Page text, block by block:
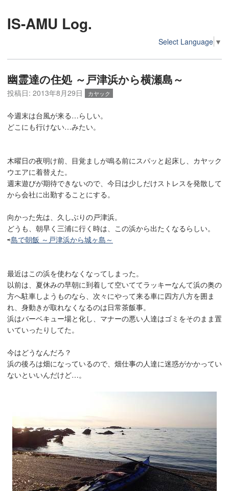
IS-AMU Log.
Select Language ▼
幽霊達の住処 ～戸津浜から横瀬島～
投稿日: 2013年8月29日 カヤック
今週末は台風が来る…らしい。
どこにも行けない…みたい。
木曜日の夜明け前、目覚ましが鳴る前にスパッと起床し、カヤック
ウエアに着替えた。
週末遊びが期待できないので、今日は少しだけストレスを発散して
から会社に出勤することにする。
向かった先は、久しぶりの戸津浜。
どうも、朝早く三浦に行く時は、この浜から出たくなるらしい。
⇨島で朝飯 ～戸津浜から城ヶ島～
最近はこの浜を使わなくなってしまった。
以前は、夏休みの早朝に到着して空いててラッキーなんて浜の奥の
方へ駐車しようものなら、次々にやって来る車に四方八方を囲ま
れ、身動きが取れなくなるのは日常茶飯事。
浜はバーベキュー場と化し、マナーの悪い人達はゴミをそのまま置
いていったりしてた。
今はどうなんだろ？
浜の後ろは畑になっているので、畑仕事の人達に迷惑がかかってい
ないといいんだけど…。